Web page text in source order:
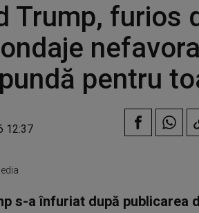
Trump, furios
pentru
12:37
s-a înfuriat după publicarea